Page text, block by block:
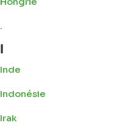
.
I
Inde
Indonésie
Irak